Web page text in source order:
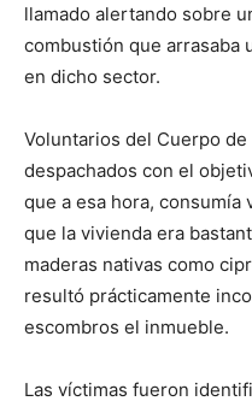
llamado alertando sobre
combustión que arrasaba
en dicho sector.
Voluntarios del Cuerpo
despachados con el
que a esa hora, consumía
que la vivienda era
maderas nativas como
resultó prácticamente
escombros el inmueble.
Las víctimas fueron